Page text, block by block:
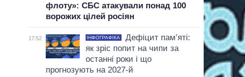
флоту»: СБС атакували понад 100
ворожих цілей росіян
17:52 ІНФОГРАФІКА
Дефіцит пам’яті:
як зріс попит на чипи за
останні роки і що
прогнозують на 2027-й